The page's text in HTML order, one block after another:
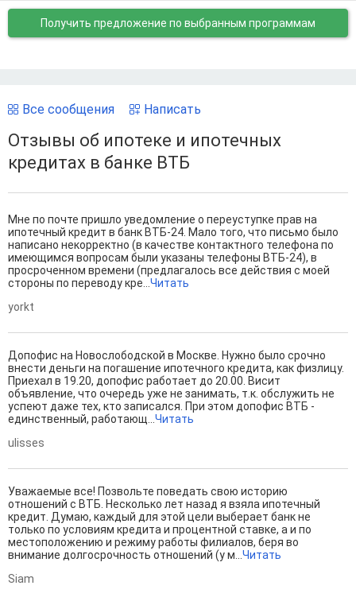
Получить предложение по выбранным программам
Все сообщения Написать
Отзывы об ипотеке и ипотечных
кредитах в банке ВТБ
Мне по почте пришло уведомление о переуступке прав на
ипотечный кредит в банк ВТБ-24. Мало того, что письмо было
написано некорректно (в качестве контактного телефона по
имеющимся вопросам были указаны телефоны ВТБ-24), в
просроченном времени (предлагалось все действия с моей
стороны по переводу кре...Читать
yorkt
Допофис на Новослободской в Москве. Нужно было срочно
внести деньги на погашение ипотечного кредита, как физлицу.
Приехал в 19.20, допофис работает до 20.00. Висит
объявление, что очередь уже не занимать, т.к. обслужить не
успеют даже тех, кто записался. При этом допофис ВТБ -
единственный, работающ...Читать
ulisses
Уважаемые все! Позвольте поведать свою историю
отношений с ВТБ. Несколько лет назад я взяла ипотечный
кредит. Думаю, каждый для этой цели выберает банк не
только по условиям кредита и процентной ставке, а и по
местоположению и режиму работы филиалов, беря во
внимание долгосрочность отношений (у м...Читать
Siam